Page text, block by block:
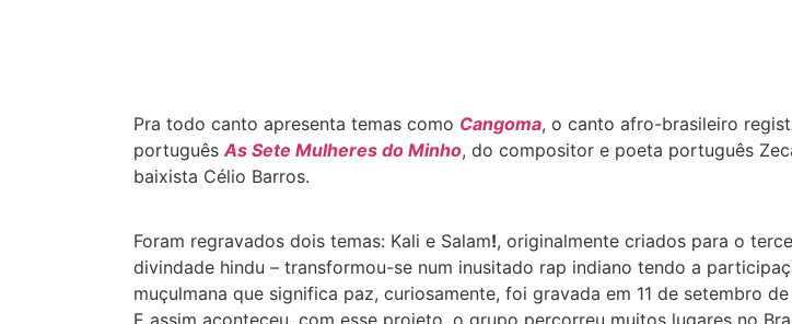
Pra todo canto apresenta temas como Cangoma, o canto afro-brasileiro
portuguêsAs Sete Mulheres do Minho, do compositor e poeta português
baixista Célio Barros.
Foram regravados dois temas: Kali e Salam!, originalmente criados para o
divindade hindu – transformou-se num inusitado rap indiano tendo a
muçulmana que significa paz, curiosamente, foi gravada em 11 de setembro de
E assim aconteceu, com esse projeto, o grupo percorreu muitos lugares no